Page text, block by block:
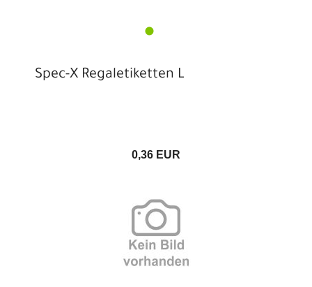
Spec-X Regaletiketten L
0,36 EUR